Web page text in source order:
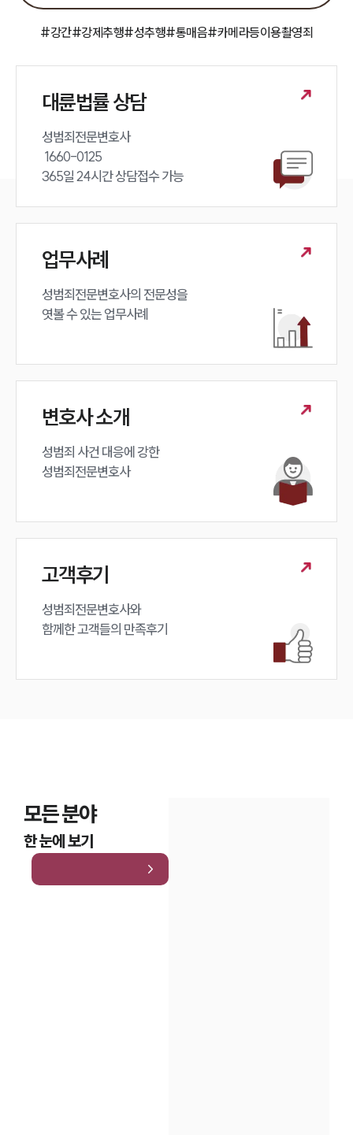
#강간#강제추행#성추행#통매음#카메라등이용촬영죄
대륜법률 상담
성범죄전문변호사
365일 24시간 상담접수 가능
업무사례
성범죄전문변호사의 전문성을
엿볼 수 있는 업무사례
변호사 소개
성범죄 사건 대응에 강한
성범죄전문변호사
고객후기
성범죄전문변호사와
함께한 고객들의 만족후기
모든 분야
한 눈에 보기